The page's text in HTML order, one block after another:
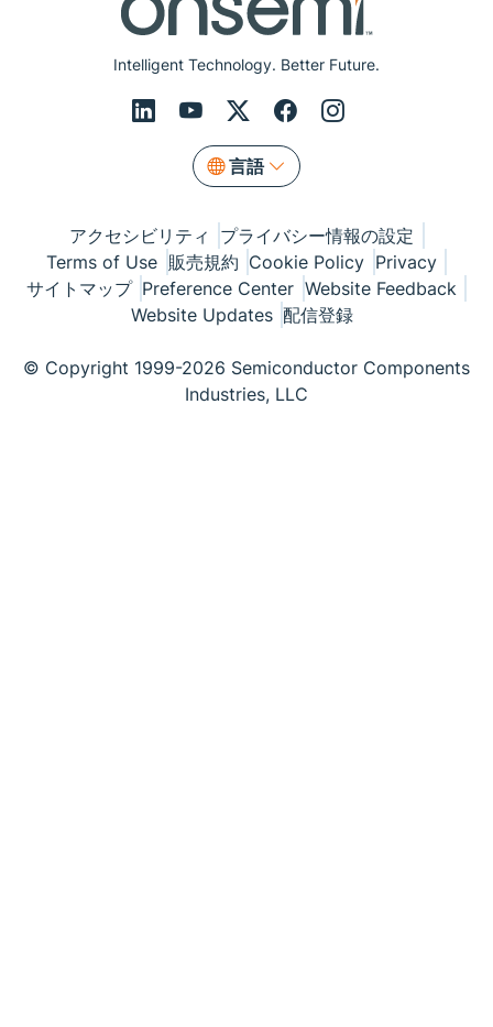
Intelligent Technology. Better Future.
言語
アクセシビリティ
プライバシー情報の設定
Terms of Use 販売規約 Cookie Policy Privacy
サイトマップ Preference Center Website Feedback
Website Updates 配信登録
© Copyright 1999-2026 Semiconductor Components
Industries, LLC